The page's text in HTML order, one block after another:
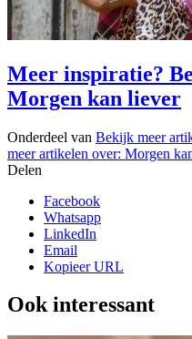
Meer inspiratie?
Morgen kan liever
Onderdeel van Bekijk meer
meer artikelen over: Morgen
Delen
Facebook
Whatsapp
LinkedIn
Email
Kopieer URL
Ook interessant